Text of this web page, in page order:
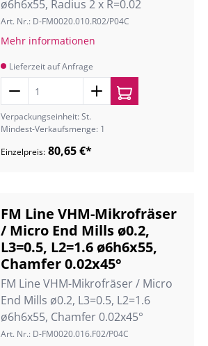
ø6h6x55, Radius 2 x R=0.02
Art. Nr.: D-FM0020.010.R02/P04C
Mehr informationen
Lieferzeit auf Anfrage
Verpackungseinheit: St.
Mindest-Verkaufsmenge: 1
Einzelpreis: 80,65 €*
FM Line VHM-Mikrofräser
/ Micro End Mills ø0.2,
L3=0.5, L2=1.6 ø6h6x55,
Chamfer 0.02x45°
FM Line VHM-Mikrofräser / Micro
End Mills ø0.2, L3=0.5, L2=1.6
ø6h6x55, Chamfer 0.02x45°
Art. Nr.: D-FM0020.016.F02/P04C